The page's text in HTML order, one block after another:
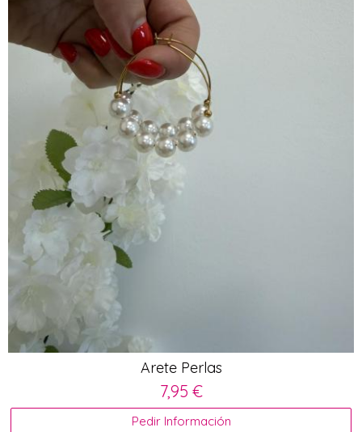
Arete Perlas
7,95 €
Pedir Información